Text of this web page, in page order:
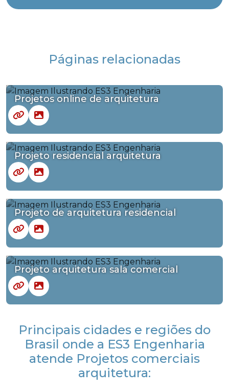
Páginas relacionadas
Projetos online de arquitetura
Projeto residencial arquitetura
Projeto de arquitetura residencial
Projeto arquitetura sala comercial
Principais cidades e regiões do
Brasil onde a ES3 Engenharia
atende Projetos comerciais
arquitetura: